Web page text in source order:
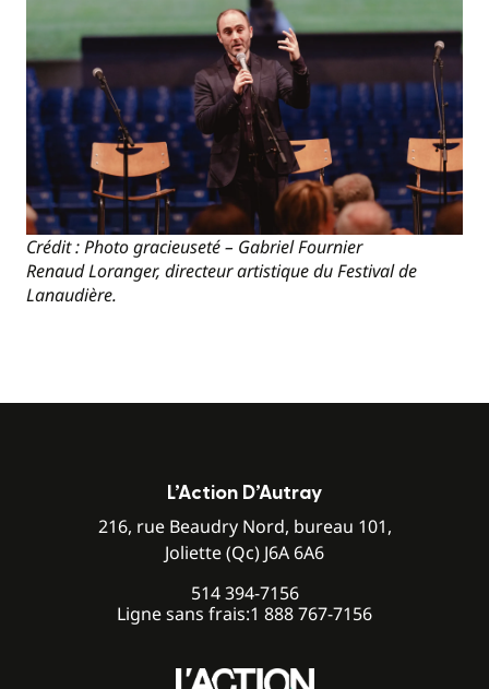
Crédit : Photo gracieuseté – Gabriel Fournier
Renaud Loranger, directeur artistique du Festival de
Lanaudière.
L’Action D’Autray
216, rue Beaudry Nord, bureau 101,
Joliette (Qc) J6A 6A6
514 394-7156
Ligne sans frais:1 888 767-7156